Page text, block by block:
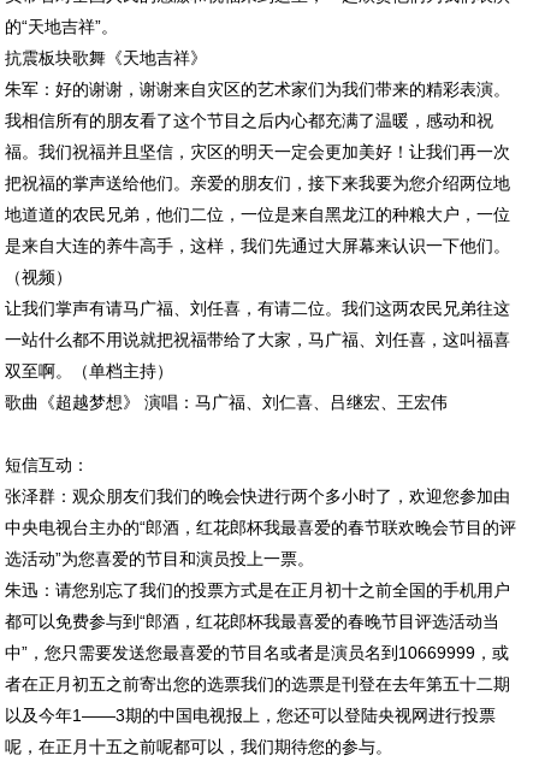
的“天地吉祥”。
抗震板块歌舞《天地吉祥》
朱军：好的谢谢，谢谢来自灾区的艺术家们为我们带来的精彩表演。
我相信所有的朋友看了这个节目之后内心都充满了温暖，感动和祝
福。我们祝福并且坚信，灾区的明天一定会更加美好！让我们再一次
把祝福的掌声送给他们。亲爱的朋友们，接下来我要为您介绍两位地
地道道的农民兄弟，他们二位，一位是来自黑龙江的种粮大户，一位
是来自大连的养牛高手，这样，我们先通过大屏幕来认识一下他们。
（视频）
让我们掌声有请马广福、刘任喜，有请二位。我们这两农民兄弟往这
一站什么都不用说就把祝福带给了大家，马广福、刘任喜，这叫福喜
双至啊。（单档主持）
歌曲《超越梦想》 演唱：马广福、刘仁喜、吕继宏、王宏伟
短信互动：
张泽群：观众朋友们我们的晚会快进行两个多小时了，欢迎您参加由
中央电视台主办的“郎酒，红花郎杯我最喜爱的春节联欢晚会节目的评
选活动”为您喜爱的节目和演员投上一票。
朱迅：请您别忘了我们的投票方式是在正月初十之前全国的手机用户
都可以免费参与到“郎酒，红花郎杯我最喜爱的春晚节目评选活动当
中”，您只需要发送您最喜爱的节目名或者是演员名到10669999，或
者在正月初五之前寄出您的选票我们的选票是刊登在去年第五十二期
以及今年1——3期的中国电视报上，您还可以登陆央视网进行投票
呢，在正月十五之前呢都可以，我们期待您的参与。